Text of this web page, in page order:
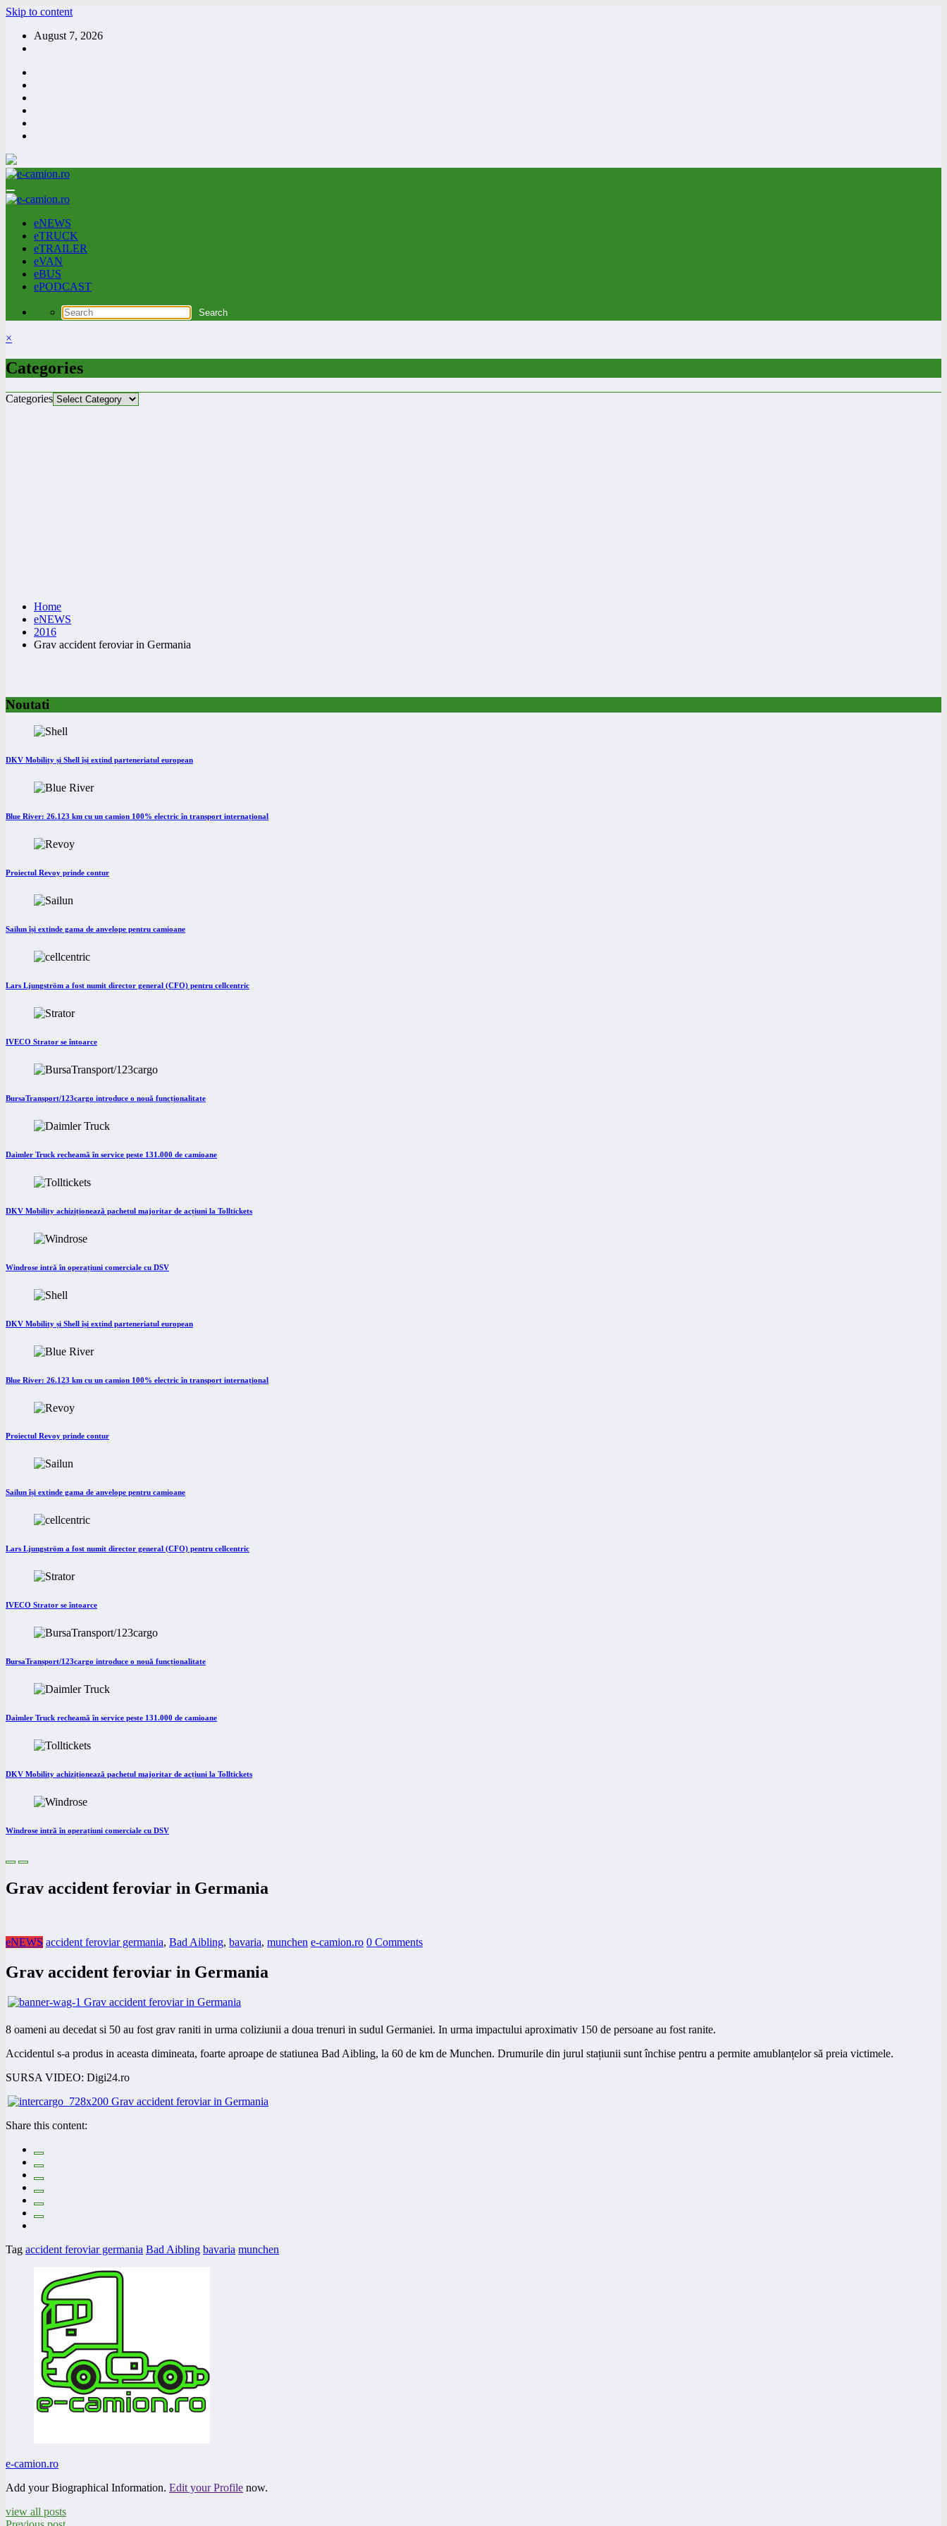
Skip to content
August 7, 2026
eNEWS
eTRUCK
eTRAILER
eVAN
eBUS
ePODCAST
×
Categories
Categories
Home
eNEWS
2016
Grav accident feroviar in Germania
Noutati
DKV Mobility și Shell își extind parteneriatul european
Blue River: 26.123 km cu un camion 100% electric în transport internațional
Proiectul Revoy prinde contur
Sailun își extinde gama de anvelope pentru camioane
Lars Ljungström a fost numit director general (CFO) pentru cellcentric
IVECO Strator se întoarce
BursaTransport/123cargo introduce o nouă funcționalitate
Daimler Truck recheamă în service peste 131.000 de camioane
DKV Mobility achiziționează pachetul majoritar de acțiuni la Tolltickets
Windrose intră în operațiuni comerciale cu DSV
DKV Mobility și Shell își extind parteneriatul european
Blue River: 26.123 km cu un camion 100% electric în transport internațional
Proiectul Revoy prinde contur
Sailun își extinde gama de anvelope pentru camioane
Lars Ljungström a fost numit director general (CFO) pentru cellcentric
IVECO Strator se întoarce
BursaTransport/123cargo introduce o nouă funcționalitate
Daimler Truck recheamă în service peste 131.000 de camioane
DKV Mobility achiziționează pachetul majoritar de acțiuni la Tolltickets
Windrose intră în operațiuni comerciale cu DSV
Grav accident feroviar in Germania
eNEWS accident feroviar germania, Bad Aibling, bavaria, munchen e-camion.ro 0 Comments
Grav accident feroviar in Germania
8 oameni au decedat si 50 au fost grav raniti in urma coliziunii a doua trenuri in sudul Germaniei. In urma impactului aproximativ 150 de persoane au fost ranite.
Accidentul s-a produs in aceasta dimineata, foarte aproape de statiunea Bad Aibling, la 60 de km de Munchen. Drumurile din jurul stațiunii sunt închise pentru a permite amublanțelor să preia victimele.
SURSA VIDEO: Digi24.ro
Share this content:
Tag accident feroviar germania Bad Aibling bavaria munchen
e-camion.ro
Add your Biographical Information. Edit your Profile now.
view all posts